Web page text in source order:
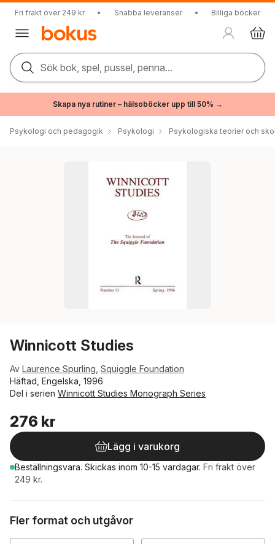
Fri frakt över 249 kr • Snabba leveranser • Billiga böcker
Sök bok, spel, pussel, penna...
Skapa nya rutiner – hälsoböcker upp till 50% →
Psykologi och pedagogik Psykologi Psykologiska teorier och
Winnicott Studies
Av Laurence Spurling Squiggle Foundation
Häftad, Engelska, 1996
Del i serien Winnicott Studies Monograph Series
276 kr
Lägg i varukorg
Beställningsvara. Skickas inom 10-15 vardagar. Fri frakt över
249 kr.
Fler format och utgåvor